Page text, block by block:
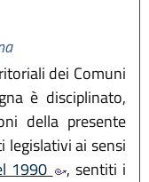
dei Comuni
è disciplinato,
della presente
legislativi ai sensi
1990
, sentiti i